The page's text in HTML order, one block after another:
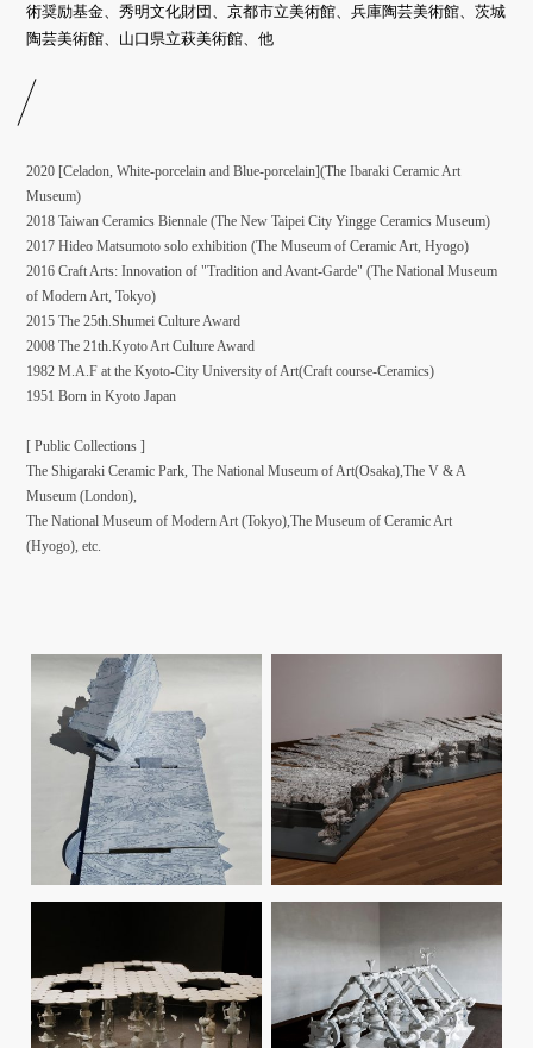
術奨励基金、秀明文化財団、京都市立美術館、兵庫陶芸美術館、茨城
陶芸美術館、山口県立萩美術館、他
2020 [Celadon, White-porcelain and Blue-porcelain](The Ibaraki Ceramic Art
Museum)
2018 Taiwan Ceramics Biennale(The New Taipei City Yingge Ceramics Museum)
2017 Hideo Matsumoto solo exhibition(The Museum of Ceramic Art, Hyogo)
2016 Craft Arts: Innovation of "Tradition and Avant-Garde" (The National Museum
of Modern Art, Tokyo)
2015 The 25th.Shumei Culture Award
2008 The 21th.Kyoto Art Culture Award
1982 M.A.F at the Kyoto-City University of Art(Craft course-Ceramics)
1951 Born in Kyoto Japan
[ Public Collections ]
The Shigaraki Ceramic Park, The National Museum of Art(Osaka),The V & A
Museum (London),
The National Museum of Modern Art (Tokyo),The Museum of Ceramic Art
(Hyogo), etc.